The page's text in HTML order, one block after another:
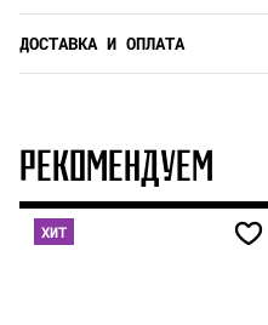
ДОСТАВКА И ОПЛАТА
РЕКОМЕНДУЕМ
ХИТ